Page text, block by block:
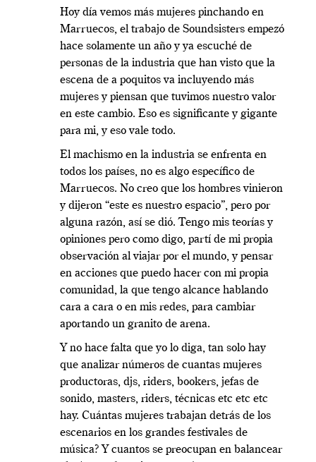
Hoy día vemos más mujeres pinchando en
Marruecos, el trabajo de Soundsisters empezó
hace solamente un año y ya escuché de
personas de la industria que han visto que la
escena de a poquitos va incluyendo más
mujeres y piensan que tuvimos nuestro valor
en este cambio. Eso es significante y gigante
para mi, y eso vale todo.
El machismo en la industria se enfrenta en
todos los países, no es algo específico de
Marruecos. No creo que los hombres vinieron
y dijeron “este es nuestro espacio”, pero por
alguna razón, así se dió. Tengo mis teorías y
opiniones pero como digo, partí de mi propia
observación al viajar por el mundo, y pensar
en acciones que puedo hacer con mi propia
comunidad, la que tengo alcance hablando
cara a cara o en mis redes, para cambiar
aportando un granito de arena.
Y no hace falta que yo lo diga, tan solo hay
que analizar números de cuantas mujeres
productoras, djs, riders, bookers, jefas de
sonido, masters, riders, técnicas etc etc etc
hay. Cuántas mujeres trabajan detrás de los
escenarios en los grandes festivales de
música? Y cuantos se preocupan en balancear